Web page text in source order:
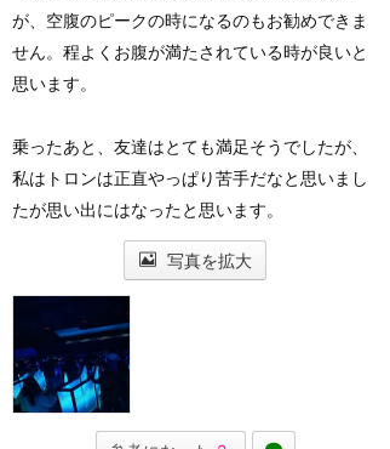
が、空腹のピークの時になるのもお勧めできま
せん。程よくお腹が満たされている時が良いと
思います。
乗ったあと、友達はとても満足そうでしたが、
私はトロンは正直やっぱり苦手だなと思いまし
たが思い出にはなったと思います。
写真を拡大